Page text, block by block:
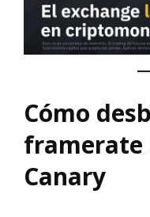
Cómo
framerate
Canary